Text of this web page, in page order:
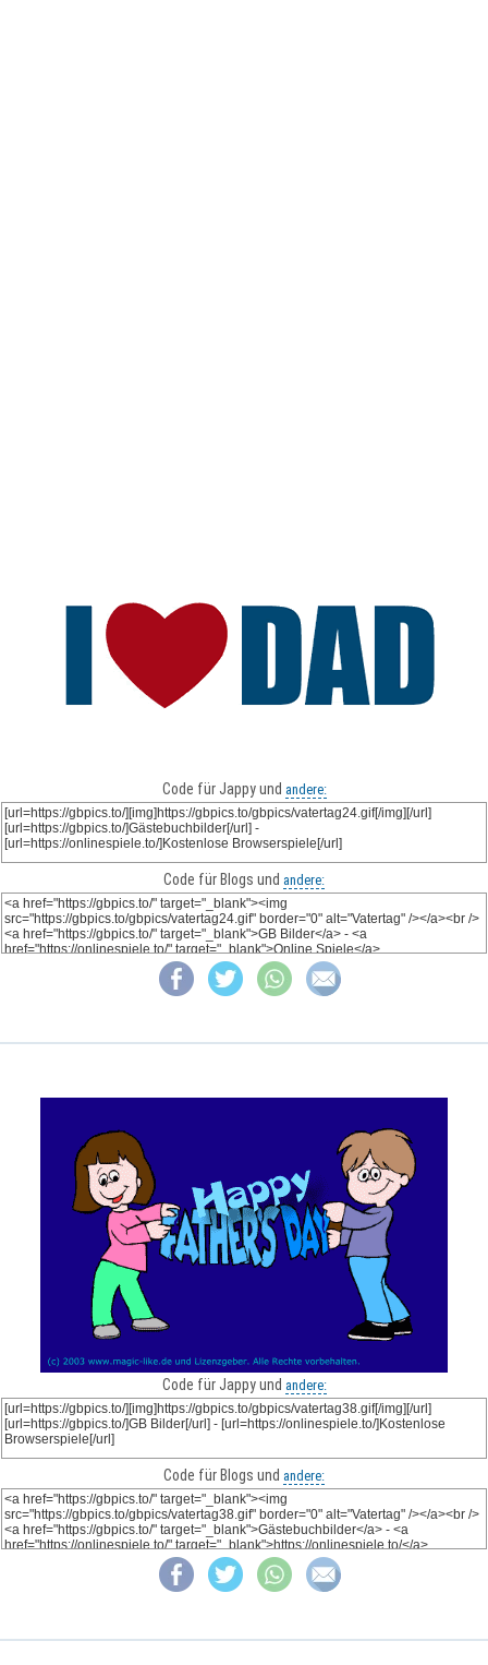
Code für Jappy und andere:
Code für Blogs und andere:
Code für Jappy und andere:
Code für Blogs und andere: